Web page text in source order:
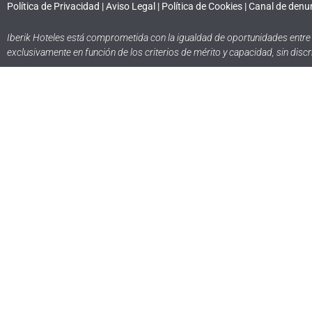
Política de Privacidad |Aviso Legal | Política de Cookies |Canal de
Iberik Hoteles está comprometida con la igualdad de oportunidades
exclusivamente en función de los criterios de mérito y capacidad, sin